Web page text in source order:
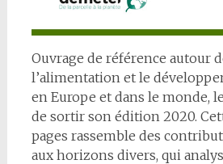
Ouvrage de référence autour
l’alimentation et le
en Europe et dans le monde,
de sortir son édition 2020.
pages rassemble des
aux horizons divers, qui